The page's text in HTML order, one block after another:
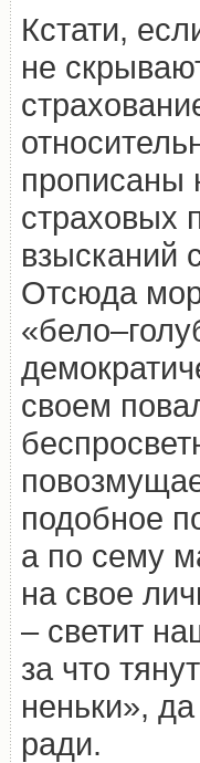
Кстати,
не
прописаны
страховых
взысканий
Отсюда
своем
подобное
а по сему
на свое
– светит
за что
неньки»,
ради.